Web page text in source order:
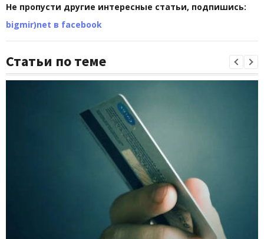
Не пропусти другие интересные статьи, подпишись:
bigmir)net в facebook
Статьи по теме